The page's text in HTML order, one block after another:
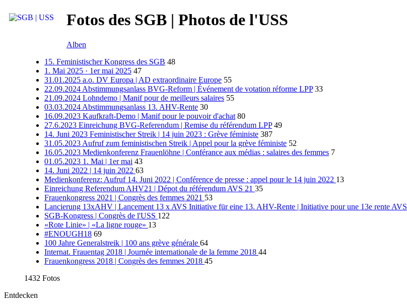
Fotos des SGB | Photos de l'USS
Alben
15. Feministischer Kongress des SGB 48
1. Mai 2025 · 1er mai 2025 47
31.01.2025 a.o. DV Europa | AD extraordinaire Europe 55
22.09.2024 Abstimmungsanlass BVG-Reform | Événement de votation réforme LPP 33
21.09.2024 Lohndemo | Manif pour de meilleurs salaires 55
03.03.2024 Abstimmungsanlass 13. AHV-Rente 30
16.09.2023 Kaufkraft-Demo | Manif pour le pouvoir d'achat 80
27.6.2023 Einreichung BVG-Referendum | Remise du référendum LPP 49
14. Juni 2023 Feministischer Streik | 14 juin 2023 : Grève féministe 387
31.05.2023 Aufruf zum feministischen Streik | Appel pour la grève féministe 52
16.05.2023 Medienkonferenz Frauenlöhne | Conférance aux médias : salaires des femmes 7
01.05.2023 1. Mai | 1er mai 43
14. Juni 2022 | 14 juin 2022 63
Medienkonferenz: Aufruf 14. Juni 2022 | Conférence de presse : appel pour le 14 juin 2022 13
Einreichung Referendum AHV21 | Dépot du référendum AVS 21 35
Frauenkongress 2021 | Congrès des femmes 2021 53
Lancierung 13xAHV | Lancement 13 x AVS Initiative für eine 13. AHV-Rente | Initiative pour une 13e rente AVS
SGB-Kongress | Congrès de l'USS 122
«Rote Linie» | «La ligne rouge» 13
#ENOUGH18 69
100 Jahre Generalstreik | 100 ans grève générale 64
Internat. Frauentag 2018 | Journée internationale de la femme 2018 44
Frauenkongress 2018 | Congrès des femmes 2018 45
1432 Fotos
Entdecken